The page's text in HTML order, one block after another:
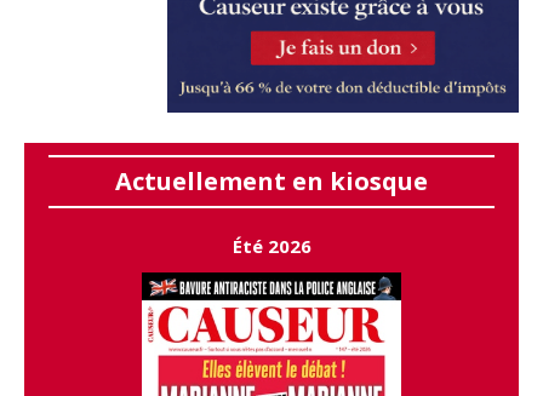
Actuellement en kiosque
Été 2026